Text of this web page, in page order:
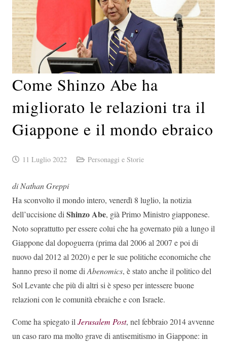
Come Shinzo Abe ha
migliorato le relazioni tra il
Giappone e il mondo ebraico
11 Luglio 2022 Personaggi e Storie
di Nathan Greppi
Ha sconvolto il mondo intero, venerdì 8 luglio, la notizia
dell’uccisione diShinzo Abe, già Primo Ministro giapponese.
Noto soprattutto per essere colui che ha governato più a lungo il
Giappone dal dopoguerra (prima dal 2006 al 2007 e poi di
nuovo dal 2012 al 2020) e per le sue politiche economiche che
hanno preso il nome diAbenomics, è stato anche il politico del
Sol Levante che più di altri si è speso per intessere buone
relazioni con le comunità ebraiche e con Israele.
Come ha spiegato ilJerusalem Post, nel febbraio 2014 avvenne
un caso raro ma molto grave di antisemitismo in Giappone: in